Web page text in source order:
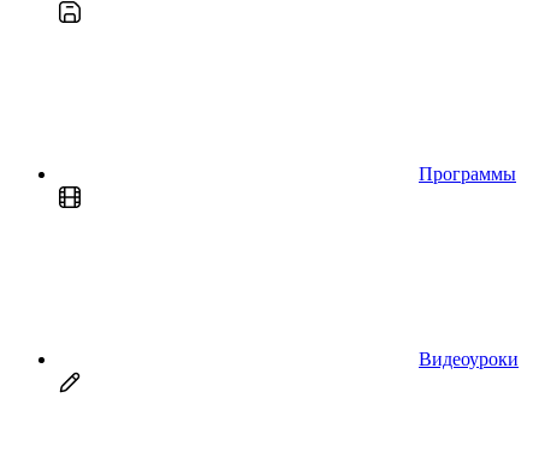
Программы
Видеоуроки